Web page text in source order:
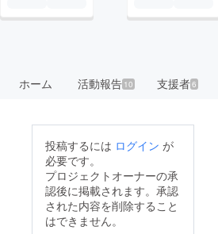
ホーム 活動報告10 支援者6
投稿するには ログイン が
必要です。
プロジェクトオーナーの承
認後に掲載されます。承認
された内容を削除すること
はできません。